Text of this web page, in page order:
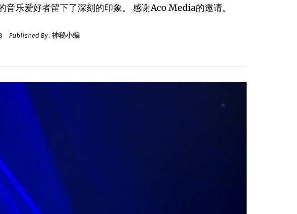
音乐爱好者留下了深刻的印象。 感谢Aco Media的邀请。
Published By :神秘小编